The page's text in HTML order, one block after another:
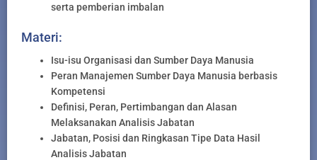
serta pemberian imbalan
Materi:
Isu-isu Organisasi dan Sumber Daya Manusia
Peran Manajemen Sumber Daya Manusia berbasis
Kompetensi
Definisi, Peran, Pertimbangan dan Alasan
Melaksanakan Analisis Jabatan
Jabatan, Posisi dan Ringkasan Tipe Data Hasil
Analisis Jabatan